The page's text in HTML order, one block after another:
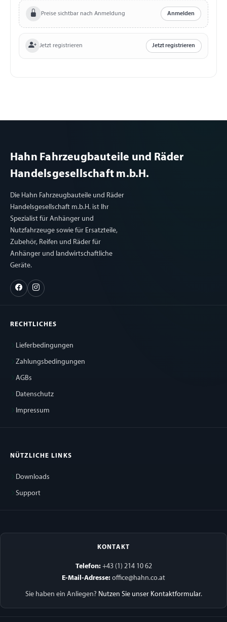
Preise sichtbar nach Anmeldung Anmelden
Jetzt registrieren Jetzt registrieren
Hahn Fahrzeugbauteile und Räder
Handelsgesellschaft m.b.H.
Die Hahn Fahrzeugbauteile und Räder
Handelsgesellschaft m.b.H. ist Ihr
Spezialist für Anhänger und
Nutzfahrzeuge sowie für Ersatzteile,
Zubehör, Reifen und Räder für
Anhänger und landwirtschaftliche
Geräte.
RECHTLICHES
Lieferbedingungen
Zahlungsbedingungen
AGBs
Datenschutz
Impressum
NÜTZLICHE LINKS
Downloads
Support
KONTAKT
Telefon:+43 (1) 214 10 62
E-Mail-Adresse: office@hahn.co.at
Sie haben ein Anliegen? Nutzen Sie unser Kontaktformular.